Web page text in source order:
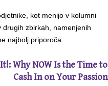
kot menijo v kolumni
zbirkah, namenjenih
najbolj priporoča.
Why NOW Is the Time to
Cash In on Your Passion